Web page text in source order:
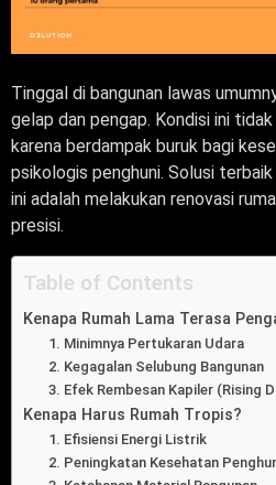
Tinggal di bangunan lawas
gelap dan pengap. Kondisi ini
karena berdampak buruk bagi
psikologis penghuni. Solusi
ini adalah melakukan renovasi
presisi.
Table of Contents
Kenapa Rumah Lama Terasa
1. Minimnya Pertukaran Udara
2. Kegagalan Selubung Bangunan
3. Efek Rembesan Kapiler (Rising
Kenapa Harus Rumah Tropis?
1. Efisiensi Energi Listrik
2. Peningkatan Kesehatan